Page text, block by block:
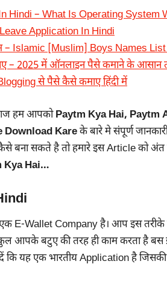
Hindi – What Is Operating System
Leave Application In Hindi
– Islamic [Muslim] Boys Names
– 2025 में ऑनलाइन पैसे कमाने के आसान
से पैसे कैसे कमाए हिंदी में
आज हम आपकोPaytm Kya Hai,
Download Kareके बारे मे संपूर्ण
बना सकते है तो हमारे इस Article को
Kya Hai…
E-Wallet Company है। आप इस
आपके बटुए की तरह ही काम करता है
यह एक भारतीय Application है जिसकी